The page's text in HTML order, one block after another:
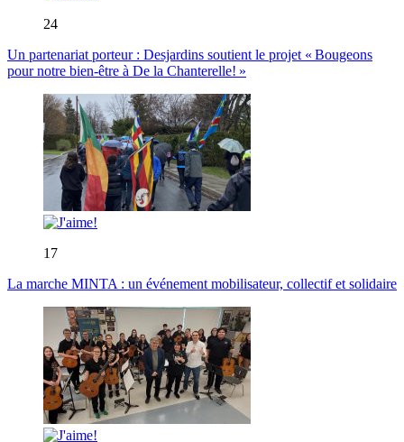
24
Un partenariat porteur : Desjardins soutient le projet « Bougeons
pour notre bien-être à De la Chanterelle! »
17
La marche MINTA : un événement mobilisateur, collectif et solidaire